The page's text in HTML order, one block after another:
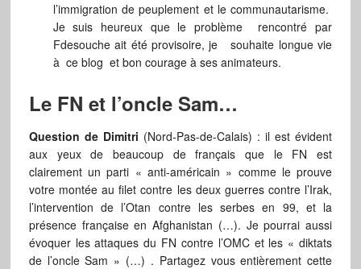
l’immigration de peuplement et le communautarisme.
Je suis heureux que le problème rencontré par
Fdesouche ait été provisoire, je souhaite longue vie
à ce blog et bon courage à ses animateurs.
Le FN et l’oncle Sam…
Question de Dimitri (Nord-Pas-de-Calais) : il est évident
aux yeux de beaucoup de français que le FN est
clairement un parti « anti-américain » comme le prouve
votre montée au filet contre les deux guerres contre l’Irak,
l’intervention de l’Otan contre les serbes en 99, et la
présence française en Afghanistan (…). Je pourrai aussi
évoquer les attaques du FN contre l’OMC et les « diktats
de l’oncle Sam » (…) . Partagez vous entièrement cette